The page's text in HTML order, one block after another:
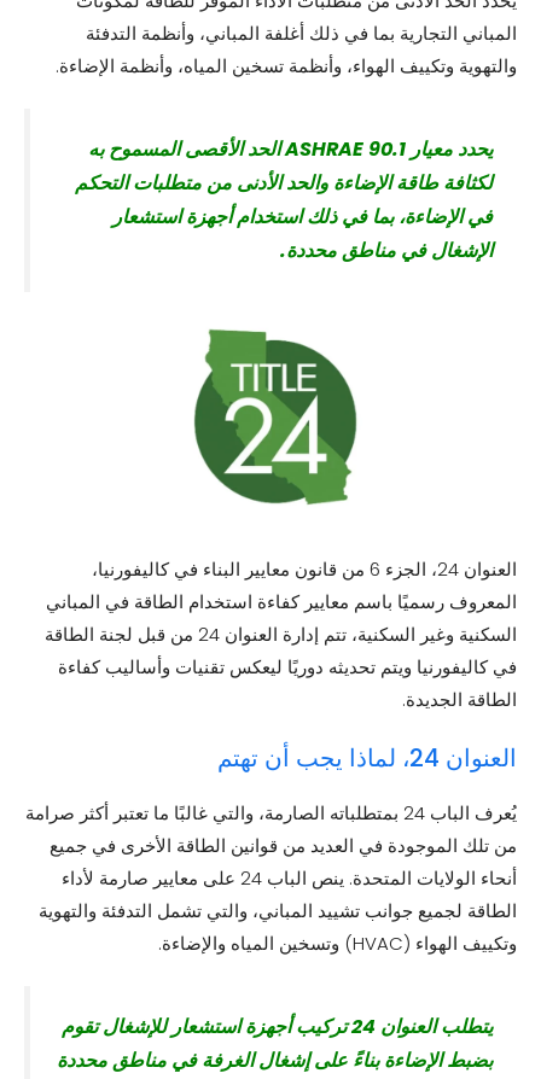
المباني التجارية بما في ذلك أغلفة المباني، وأنظمة التدفئة
والتهوية وتكييف الهواء، وأنظمة تسخين المياه، وأنظمة الإضاءة.
يحدد معيار ASHRAE 90.1 الحد الأقصى المسموح به
لكثافة طاقة الإضاءة والحد الأدنى من متطلبات التحكم
في الإضاءة، بما في ذلك استخدام أجهزة استشعار
الإشغال في مناطق محددة.
العنوان 24، الجزء 6 من قانون معايير البناء في كاليفورنيا،
المعروف رسميًا باسم معايير كفاءة استخدام الطاقة في المباني
السكنية وغير السكنية، تتم إدارة العنوان 24 من قبل لجنة الطاقة
في كاليفورنيا ويتم تحديثه دوريًا ليعكس تقنيات وأساليب كفاءة
الطاقة الجديدة.
العنوان 24، لماذا يجب أن تهتم
يُعرف الباب 24 بمتطلباته الصارمة، والتي غالبًا ما تعتبر أكثر صرامة
من تلك الموجودة في العديد من قوانين الطاقة الأخرى في جميع
أنحاء الولايات المتحدة. ينص الباب 24 على معايير صارمة لأداء
الطاقة لجميع جوانب تشييد المباني، والتي تشمل التدفئة والتهوية
وتكييف الهواء (HVAC) وتسخين المياه والإضاءة.
يتطلب العنوان 24 تركيب أجهزة استشعار للإشغال تقوم
بضبط الإضاءة بناءً على إشغال الغرفة في مناطق محددة